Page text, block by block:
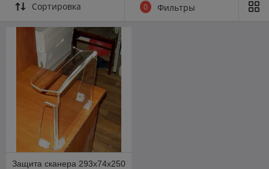
Сортировка 0 Фильтры
Защита сканера 293х74х250